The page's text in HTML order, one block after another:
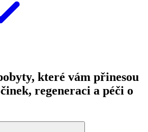
které vám přinesou
regeneraci a péči o